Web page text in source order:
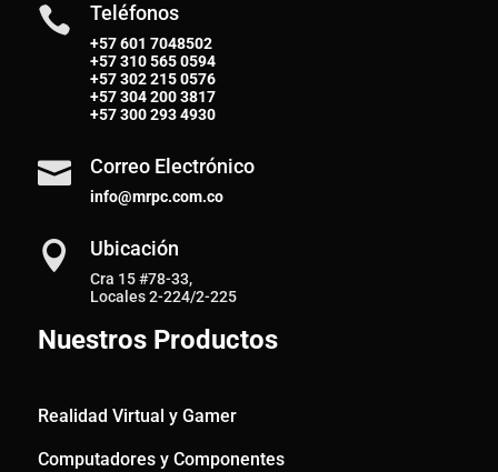
 Teléfonos
+57 601 7048502
+57310 565 0594
+57302 215 0576
+57304 200 3817
+57300 293 4930
 Correo Electrónico
info@mrpc.com.co
 Ubicación
Cra 15 #78-33,
Locales 2-224/2-225
Nuestros Productos
Realidad Virtual y Gamer
Computadores y Componentes